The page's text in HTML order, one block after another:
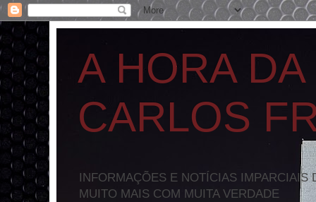
A HORA
CARLOS
INFORMAÇÕES E NOTÍCIAS
MUITO MAIS COM MUITA VERDADE